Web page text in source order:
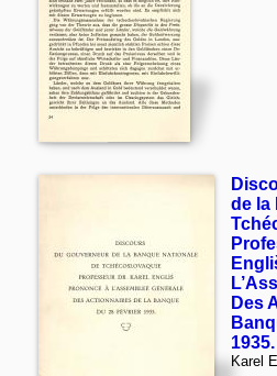
de la
Des
1935.
Karel